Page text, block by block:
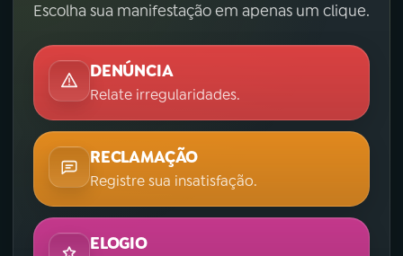
Escolha sua manifestação em apenas um clique.
DENÚNCIA
Relate irregularidades.
RECLAMAÇÃO
Registre sua insatisfação.
ELOGIO